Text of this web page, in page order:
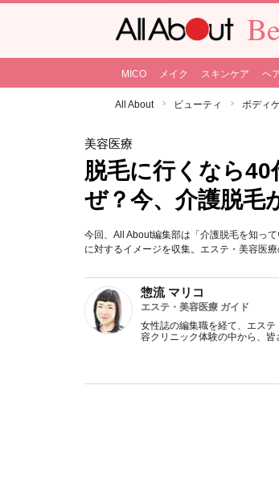
MICO メイク スキンケア ヘ
All About ビューティ ボディ
美容医療
脱毛に行くなら
ぜ？今、介護脱毛
今回、All About編集部は「介護脱毛を知っ
に対するイメージを収集。エステ・美容医
惣流 マリコ
エステ・美容医療 ガイド
女性誌の編集職を経て、エス
容クリニック体験の中から、皆